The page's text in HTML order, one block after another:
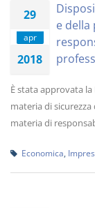
29
apr
2018
e della
È stata approvata la
materia di
materia di
Economica